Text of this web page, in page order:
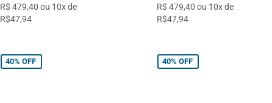
R$ 479,40 ou 10x de
R$47,94
R$ 479,40 ou 10x de
R$47,94
40% OFF 40% OFF